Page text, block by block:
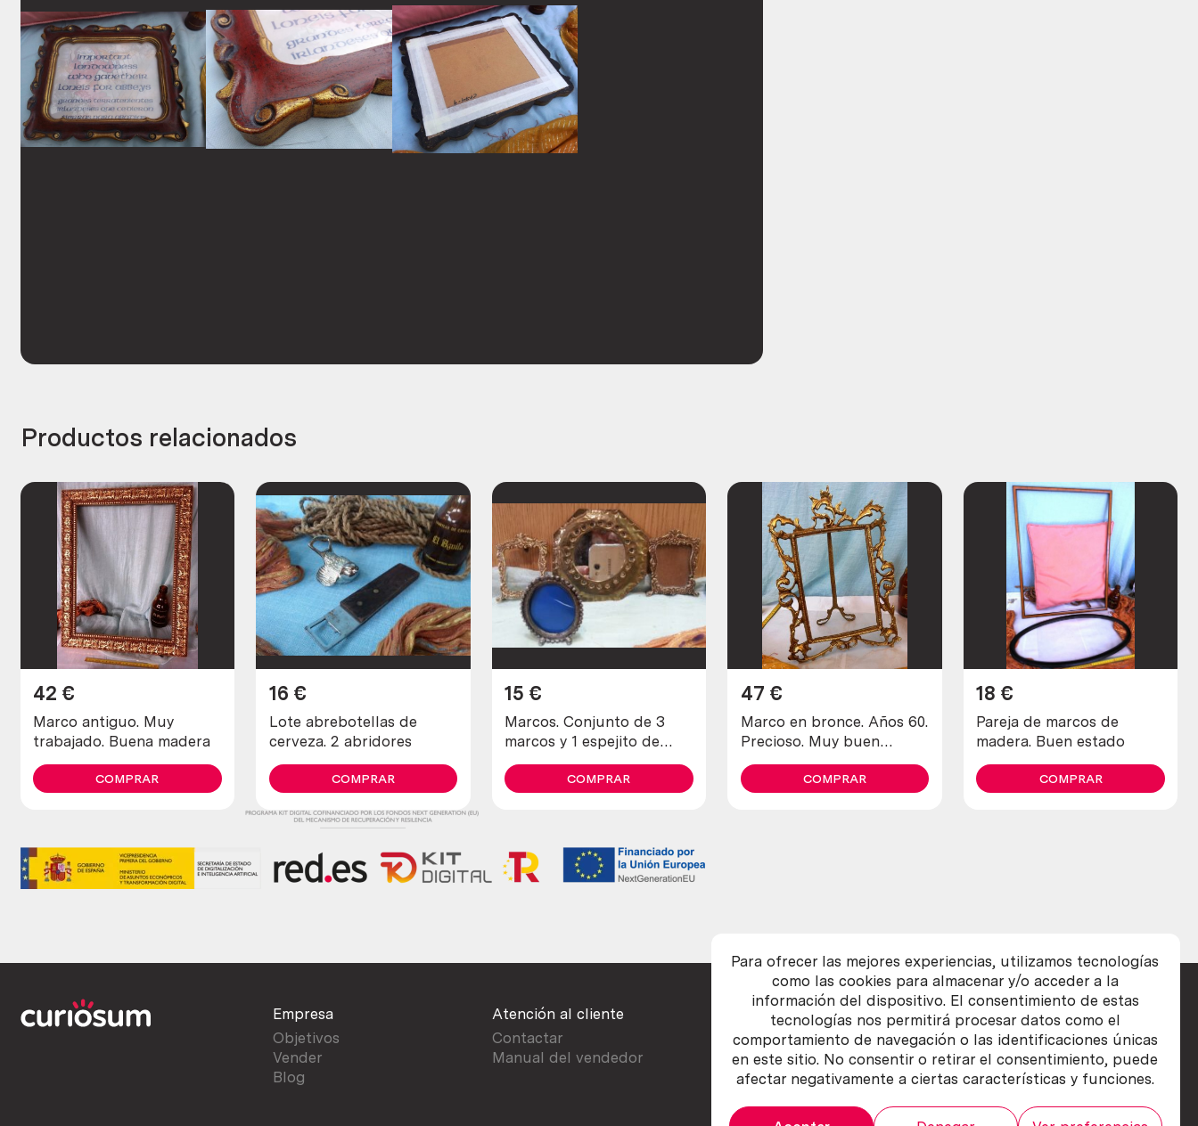
Para ofrecer las mejores experiencias, utilizamos tecnologías
como las cookies para almacenar y/o acceder a la
información del dispositivo. El consentimiento de estas
tecnologías nos permitirá procesar datos como el
comportamiento de navegación o las identificaciones únicas
en este sitio. No consentir o retirar el consentimiento, puede
afectar negativamente a ciertas características y funciones.
Productos relacionados
Marco antiguo. Muy
trabajado. Buena madera
42 €
COMPRAR
Lote abrebotellas de
cerveza. 2 abridores
16 €
COMPRAR
Marcos. Conjunto de 3
marcos y 1 espejito de
metal pequeño tamaño
15 €
COMPRAR
Marco en bronce. Años 60.
Precioso. Muy buen
estado general.
47 €
COMPRAR
Pareja de marcos de
madera. Buen estado
18 €
COMPRAR
Empresa
Objetivos
Vender
Blog
Atención al cliente
Contactar
Manual del vendedor